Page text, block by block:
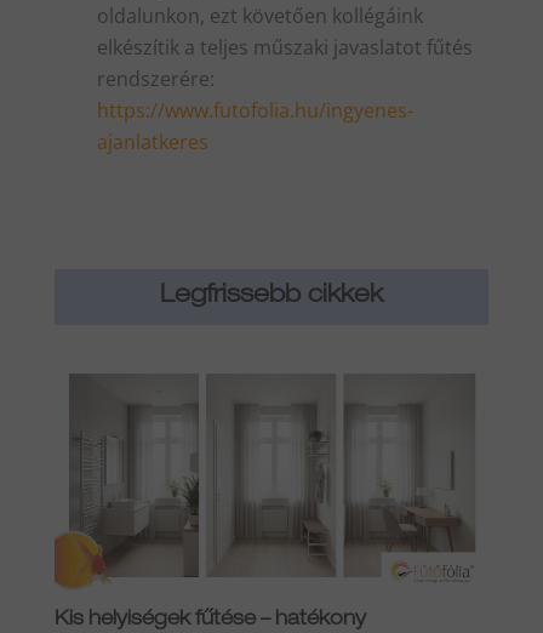
oldalunkon, ezt követően kollégáink
elkészítik a teljes műszaki javaslatot fűtés
rendszerére:
https://www.futofolia.hu/ingyenes-
ajanlatkeres
Legfrissebb cikkek
Kis helyiségek fűtése – hatékony